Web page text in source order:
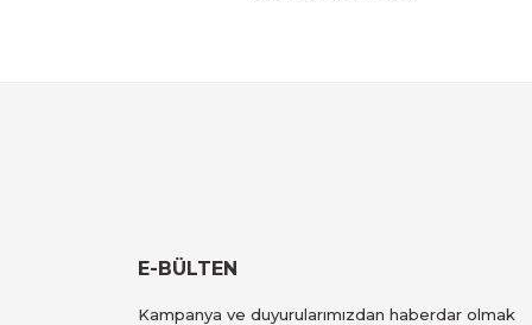
Çöp Kutusu 20L
E-BÜLTEN
Kampanya ve duyurularımızdan haberdar olmak